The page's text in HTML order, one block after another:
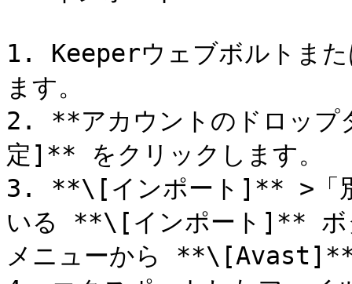
1. Keeperウェブボルトまた
ます。
2. **アカウントのドロッ
定]** をクリックします。
3. **\[インポート]** >「別
いる **\[インポート]** ボ
メニューから **\[Avast]**